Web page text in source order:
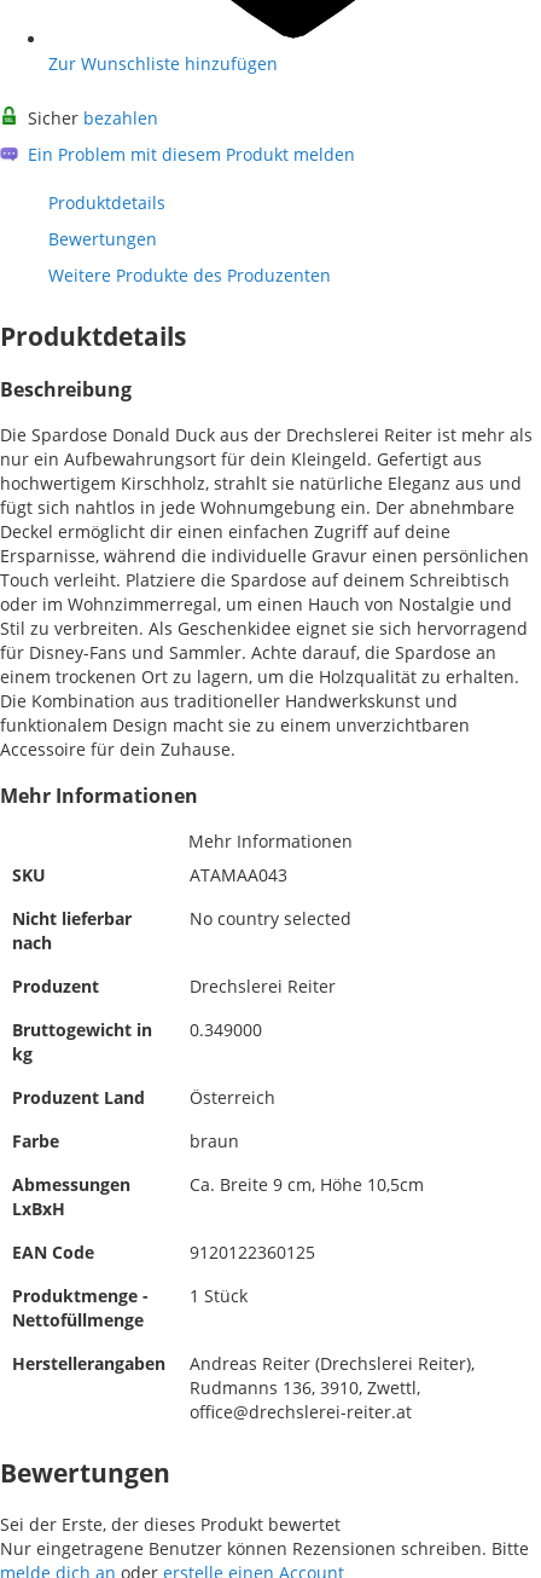
Zur Wunschliste hinzufügen
Sicher bezahlen
Ein Problem mit diesem Produkt melden
Produktdetails
Bewertungen
Weitere Produkte des Produzenten
Produktdetails
Beschreibung
Die Spardose Donald Duck aus der Drechslerei Reiter ist mehr als
nur ein Aufbewahrungsort für dein Kleingeld. Gefertigt aus
hochwertigem Kirschholz, strahlt sie natürliche Eleganz aus und
fügt sich nahtlos in jede Wohnumgebung ein. Der abnehmbare
Deckel ermöglicht dir einen einfachen Zugriff auf deine
Ersparnisse, während die individuelle Gravur einen persönlichen
Touch verleiht. Platziere die Spardose auf deinem Schreibtisch
oder im Wohnzimmerregal, um einen Hauch von Nostalgie und
Stil zu verbreiten. Als Geschenkidee eignet sie sich hervorragend
für Disney-Fans und Sammler. Achte darauf, die Spardose an
einem trockenen Ort zu lagern, um die Holzqualität zu erhalten.
Die Kombination aus traditioneller Handwerkskunst und
funktionalem Design macht sie zu einem unverzichtbaren
Accessoire für dein Zuhause.
Mehr Informationen
Mehr Informationen
SKU
ATAMAA043
Nicht lieferbar
nach
No country selected
Produzent
Drechslerei Reiter
Bruttogewicht in
kg
0.349000
Produzent Land
Österreich
Farbe
braun
Abmessungen
LxBxH
Ca. Breite 9 cm, Höhe 10,5cm
EAN Code
9120122360125
Produktmenge -
Nettofüllmenge
1 Stück
Herstellerangaben
Andreas Reiter (Drechslerei Reiter),
Rudmanns 136, 3910, Zwettl,
office@drechslerei-reiter.at
Bewertungen
Sei der Erste, der dieses Produkt bewertet
Nur eingetragene Benutzer können Rezensionen schreiben. Bitte
melde dich an oder erstelle einen Account